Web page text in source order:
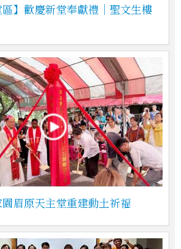
區】歡慶新堂奉獻禮｜聖文生樓
眉原天主堂重建動土祈福